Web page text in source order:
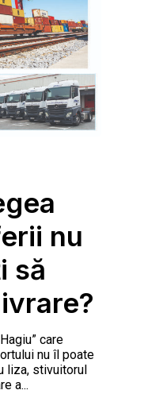
nu
să
care
nu îl poate
liza, stivuitorul
a...